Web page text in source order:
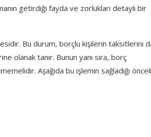
getirdiği fayda ve zorlukları detaylı bir
Bu durum, borçlu kişilerin taksitlerini
olanak tanır. Bunun yanı sıra, borç
Aşağıda bu işlemin sağladığı